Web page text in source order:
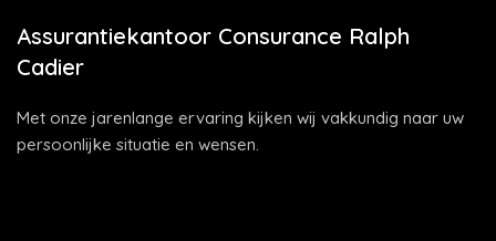
Assurantiekantoor Consurance Ralph
Cadier
Met onze jarenlange ervaring kijken wij vakkundig naar uw
persoonlijke situatie en wensen.